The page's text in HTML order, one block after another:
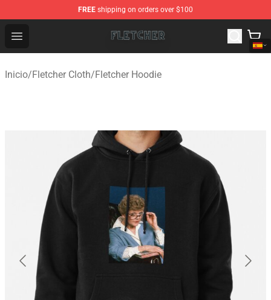
FREE shipping on orders over $100
Open menu
Fletcher Store - Official Fletcher Merchandise Shop
Inicio/Fletcher Cloth/Fletcher Hoodie